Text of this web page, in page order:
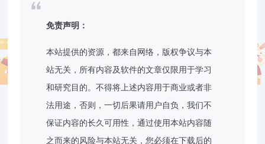
免责声明：
本站提供的资源，都来自网络，版权争议与本
站无关，所有内容及软件的文章仅限用于学习
和研究目的。不得将上述内容用于商业或者非
法用途，否则，一切后果请用户自负，我们不
保证内容的长久可用性，通过使用本站内容随
之而来的风险与本站无关，您必须在下载后的